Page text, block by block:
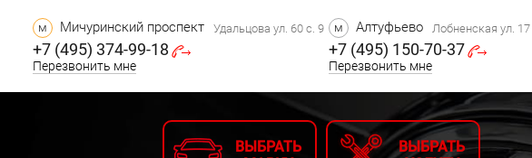
м Мичуринский проспект Удальцова ул. 60 с. 9
+7 (495) 374-99-18
Перезвонить мне
м Алтуфьево Лобненская ул. 17
+7 (495) 150-70-37
Перезвонить мне
ВЫБРАТЬ
ВЫБРАТЬ